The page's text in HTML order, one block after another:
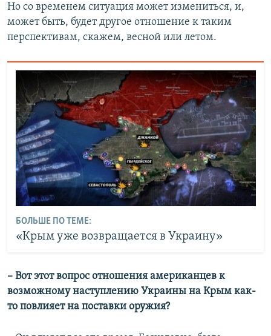
Но со временем ситуация может измениться, и,
может быть, будет другое отношение к таким
перспективам, скажем, весной или летом.
БОЛЬШЕ ПО ТЕМЕ:
«Крым уже возвращается в Украину»
– Вот этот вопрос отношения американцев к
возможному наступлению Украины на Крым как-
то повлияет на поставки оружия?